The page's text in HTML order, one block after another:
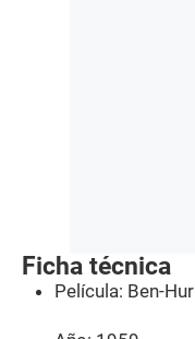
Ficha técnica
Película: Ben-Hur